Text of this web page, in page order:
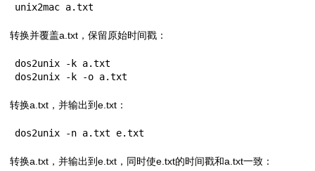
unix2mac a.txt
转换并覆盖a.txt，保留原始时间戳：
dos2unix -k a.txt
dos2unix -k -o a.txt
转换a.txt，并输出到e.txt：
dos2unix -n a.txt e.txt
转换a.txt，并输出到e.txt，同时使e.txt的时间戳和a.txt一致：